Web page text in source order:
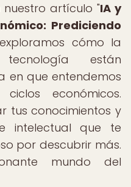
artículo "IA y
Prediciendo
cómo la
están
en que entendemos
económicos.
tus conocimientos y
intelectual que te
por descubrir más.
mundo del